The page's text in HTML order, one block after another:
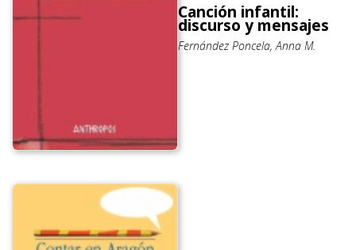
Canción infantil:
discurso y mensajes
Fernández Poncela, Anna M.